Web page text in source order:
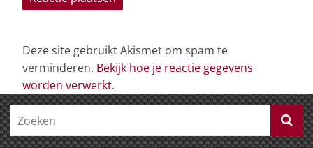
Deze site gebruikt Akismet om spam te
verminderen. Bekijk hoe je reactie gegevens
worden verwerkt.